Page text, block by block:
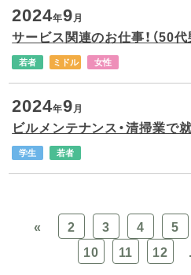
2024年9月
サービス関連のお仕事！（50代
若者 ミドル 女性
2024年9月
ビルメンテナンス・清掃業で就
学生 若者
« 2 3 4 5
10
11 12